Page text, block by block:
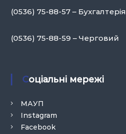
(0536) 75-88-57 – Бухгалтерія
(0536) 75-88-59 – Черговий
Соціальні мережі
МАУП
Instagram
Facebook